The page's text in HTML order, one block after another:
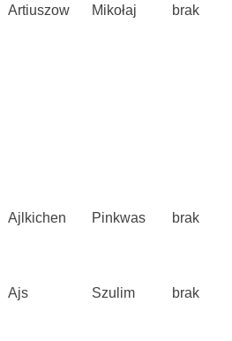
Artiuszow Mikołaj brak
Ajlkichen Pinkwas brak
Ajs Szulim brak